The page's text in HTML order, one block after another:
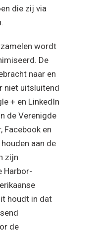
die zij via
wordt
De
naar en
niet uitsluitend
+ en LinkedIn
de Verenigde
Facebook en
aan de
zijn
Harbor-
houdt in dat
de